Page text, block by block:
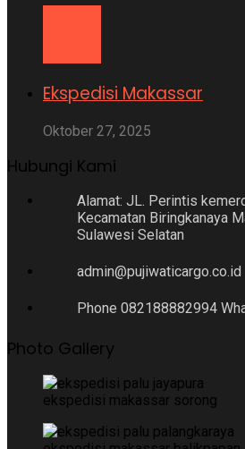
Ekspedisi Makassar
Oktober 27, 2025
Hubungi Kami
Alamat: JL. Perintis
Kecamatan Biringkanaya
Sulawesi Selatan
admin@pujiwaticargo.co.id
Phone 082188882994
Photo Gallery
ekspedisi makassar sorong